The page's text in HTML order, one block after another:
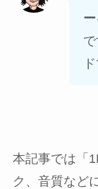
本記事では「
ク、音質など